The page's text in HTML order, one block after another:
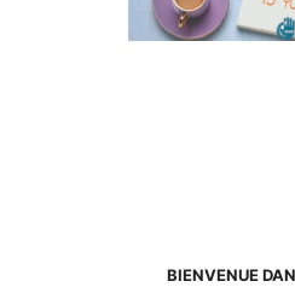
BIENVENUE